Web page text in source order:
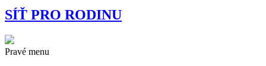
SÍŤ PRO RODINU
Pravé menu